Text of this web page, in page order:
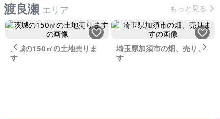
渡良瀬 エリア もっと見る
Previous
茨城の150㎡の土地売りま
す
埼玉県加須市の畑、売りま
す